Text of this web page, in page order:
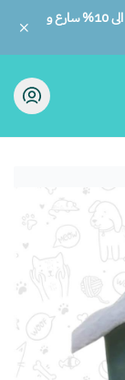
ويا متجر الطائر السابع توفير أكبر مع كاش باك يصل الى 10% سارع و